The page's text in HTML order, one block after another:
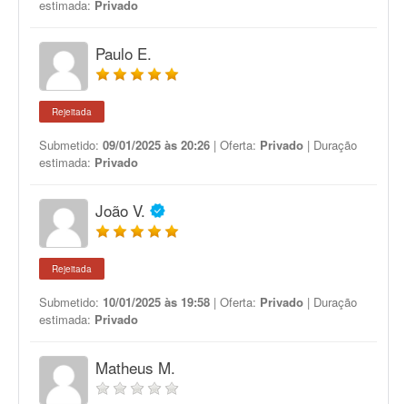
estimada: Privado
Paulo E.
Rejeitada
Submetido: 09/01/2025 às 20:26 | Oferta: Privado | Duração
estimada: Privado
João V.
Rejeitada
Submetido: 10/01/2025 às 19:58 | Oferta: Privado | Duração
estimada: Privado
Matheus M.